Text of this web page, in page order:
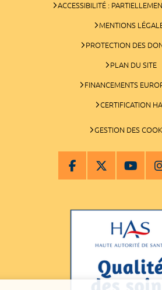
ACCESSIBILITÉ :
MENTIONS
PROTECTION DES
PLAN DU SITE
FINANCEMENTS
CERTIFICATION
GESTION DES